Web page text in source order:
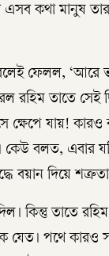
এসব কথা
ফেলল, ‘আরে
রহিম তাতে সেই
যায়! কারও
বলত, এবার
বয়ান দিয়ে
কিন্তু তাতে
যেত। পথে কারও